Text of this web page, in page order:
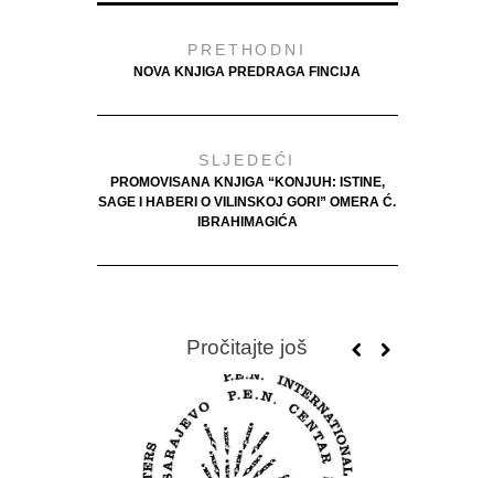
PRETHODNI
NOVA KNJIGA PREDRAGA FINCIJA
SLJEDEĆI
PROMOVISANA KNJIGA “KONJUH: ISTINE,
SAGE I HABERI O VILINSKOJ GORI” OMERA Ć.
IBRAHIMAGIĆA
Pročitajte još